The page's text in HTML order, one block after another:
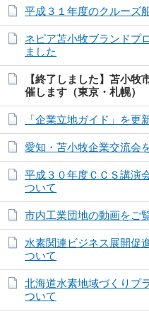
平成３１年度のクルーズ
ネピア苫小牧ブランドプ
ました
【終了しました】苫小牧
催します（東京・札幌）
「企業立地ガイド」を更
愛知・苫小牧企業交流会
平成３０年度ＣＣＳ講演
ついて
市内工業団地の動画をご
水素関連ビジネス展開促
ついて
北海道水素地域づくりプ
ついて